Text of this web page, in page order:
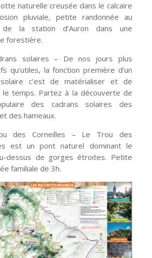
naturelle creusée dans le calcaire
pluviale, petite randonnée au
la station d’Auron dans une
forestière.
solaires – De nos jours plus
qu’utiles, la fonction première d’un
c’est de matérialiser et de
le temps. Partez à la découverte de
des cadrans solaires des
des hameaux.
des Corneilles – Le Trou des
est un pont naturel dominant le
dessus de gorges étroites. Petite
familiale de 3h.